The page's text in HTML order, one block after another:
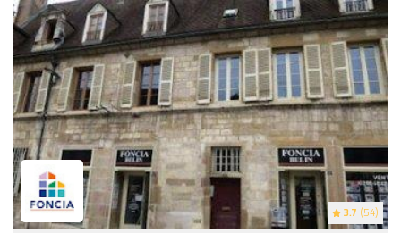
3.7 (54)